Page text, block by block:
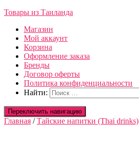
Товары из Таиланда
Магазин
Мой аккаунт
Корзина
Оформление заказа
Бренды
Договор оферты
Политика конфиденциальности
Найти:
Переключить навигацию
Главная /Тайские напитки (Thai drinks)